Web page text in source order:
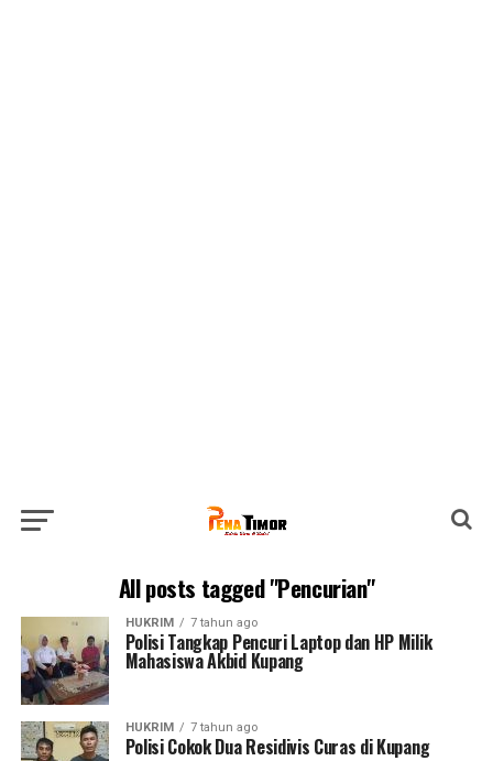
All posts tagged "Pencurian"
HUKRIM 7 tahun ago
Polisi Tangkap Pencuri Laptop dan HP Milik
Mahasiswa Akbid Kupang
HUKRIM 7 tahun ago
Polisi Cokok Dua Residivis Curas di Kupang